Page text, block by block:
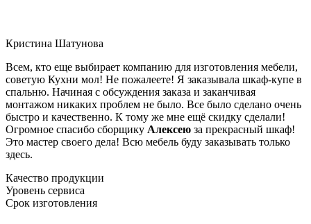
Кристина Шатунова
Всем, кто еще выбирает компанию для изготовления мебели,
советую Кухни мол! Не пожалеете! Я заказывала шкаф-купе в
спальню. Начиная с обсуждения заказа и заканчивая
монтажом никаких проблем не было. Все было сделано очень
быстро и качественно. К тому же мне ещё скидку сделали!
Огромное спасибо сборщику Алексею за прекрасный шкаф!
Это мастер своего дела! Всю мебель буду заказывать только
здесь.
Качество продукции
Уровень сервиса
Срок изготовления